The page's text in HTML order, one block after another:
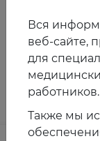
Вся
веб-сайте,
для
работников.
Также мы